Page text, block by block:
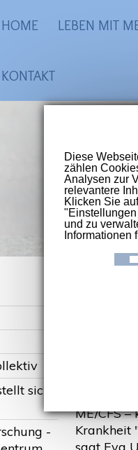
HOME LEBEN MIT
KONTAKT
Größte
für
Post-
sich
-
"Die
ME/CFS
Krankheit
sagt Eva